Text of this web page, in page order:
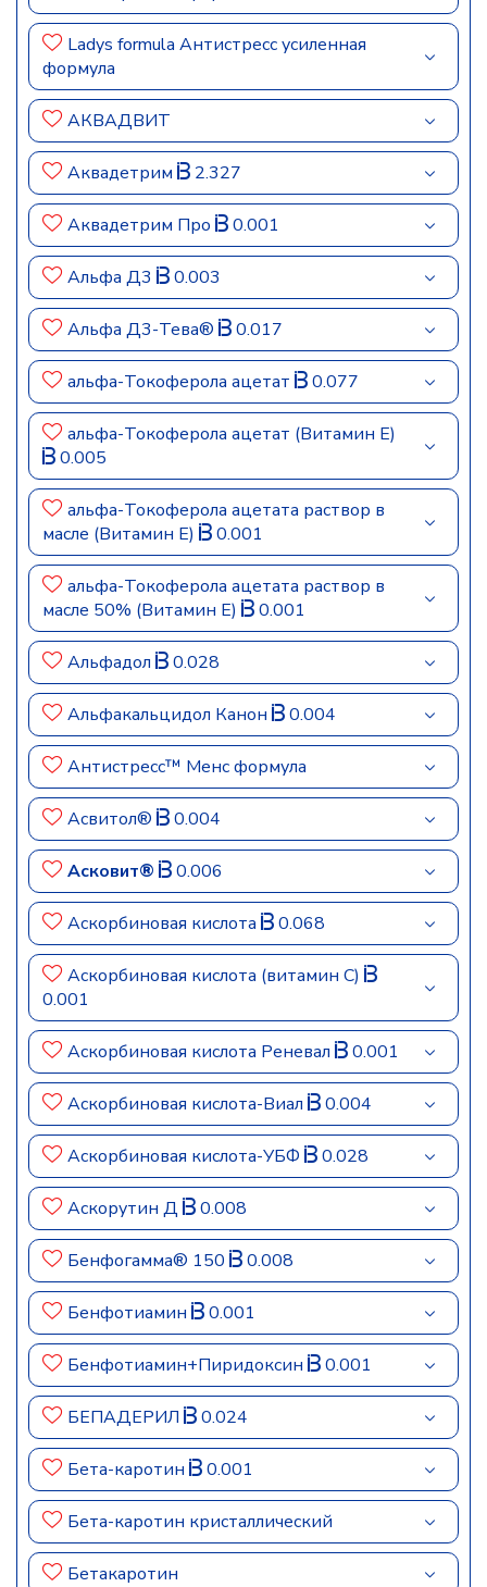
Ladys formula Антистресс усиленная
формула
АКВАДВИТ
Аквадетрим 2.327
Аквадетрим Про 0.001
Альфа Д3 0.003
Альфа Д3-Тева® 0.017
альфа-Токоферола ацетат 0.077
альфа-Токоферола ацетат (Витамин E)
0.005
альфа-Токоферола ацетата раствор в
масле (Витамин E)
0.001
альфа-Токоферола ацетата раствор в
масле 50% (Витамин E)
0.001
Альфадол 0.028
Альфакальцидол Канон 0.004
Антистресс™ Менс формула
Асвитол® 0.004
Асковит® 0.006
Аскорбиновая кислота 0.068
Аскорбиновая кислота (витамин C)
0.001
Аскорбиновая кислота Реневал 0.001
Аскорбиновая кислота-Виал 0.004
Аскорбиновая кислота-УБФ 0.028
Аскорутин Д 0.008
Бенфогамма® 150 0.008
Бенфотиамин 0.001
Бенфотиамин+Пиридоксин 0.001
БЕПАДЕРИЛ 0.024
Бета-каротин 0.001
Бета-каротин кристаллический
Бетакаротин